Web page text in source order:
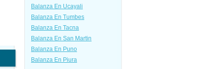
Balanza En Ucayali
Balanza En Tumbes
Balanza En Tacna
Balanza En San Martin
Balanza En Puno
Balanza En Piura